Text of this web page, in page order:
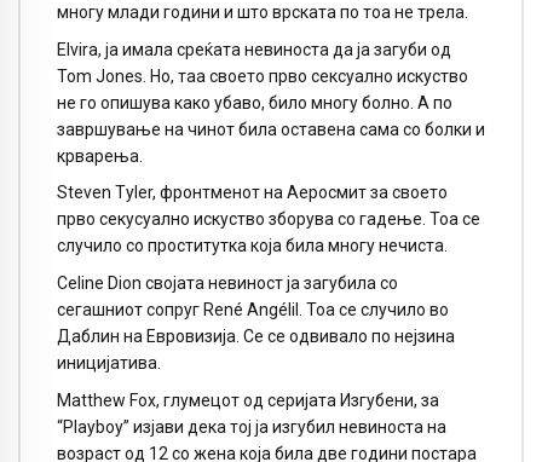
многу млади години и што врската по тоа не трела.
Elvira, ја имала среќата невиноста да ја загуби од
Tom Jones. Но, таа своето прво сексуално искуство
не го опишува како убаво, било многу болно. А по
завршување на чинот била оставена сама со болки и
крварења.
Steven Tyler, фронтменот на Аеросмит за своето
прво секусуално искуство зборува со гадење. Тоа се
случило со проститутка која била многу нечиста.
Celine Dion својата невиност ја загубила со
сегашниот сопруг René Angélil. Тоа се случило во
Даблин на Евровизија. Се се одвивало по нејзина
иницијатива.
Matthew Fox, глумецот од серијата Изгубени, за
“Playboy” изјави дека тој ја изгубил невиноста на
возраст од 12 со жена која била две години постара